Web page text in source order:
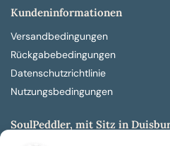
Kundeninformationen
Versandbedingungen
Rückgabebedingungen
Datenschutzrichtlinie
Nutzungsbedingungen
SoulPeddler, mit Sitz in